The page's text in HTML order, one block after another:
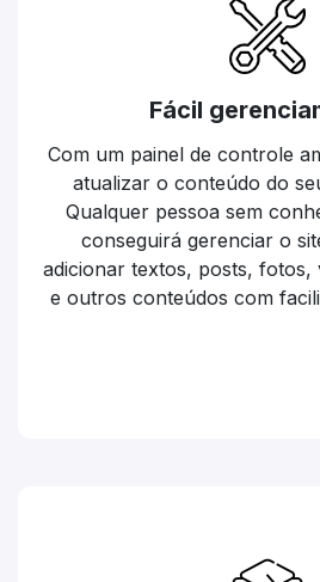
Fácil
Com um painel de controle
atualizar o conteúdo do
Qualquer pessoa sem
conseguirá gerenciar o
adicionar textos, posts, fotos,
e outros conteúdos com